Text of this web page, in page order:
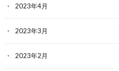
2023年4月
2023年3月
2023年2月